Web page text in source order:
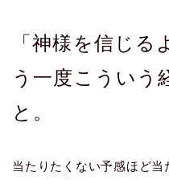
「神様を信じる
う一度こういう
と。
当たりたくない予感ほど